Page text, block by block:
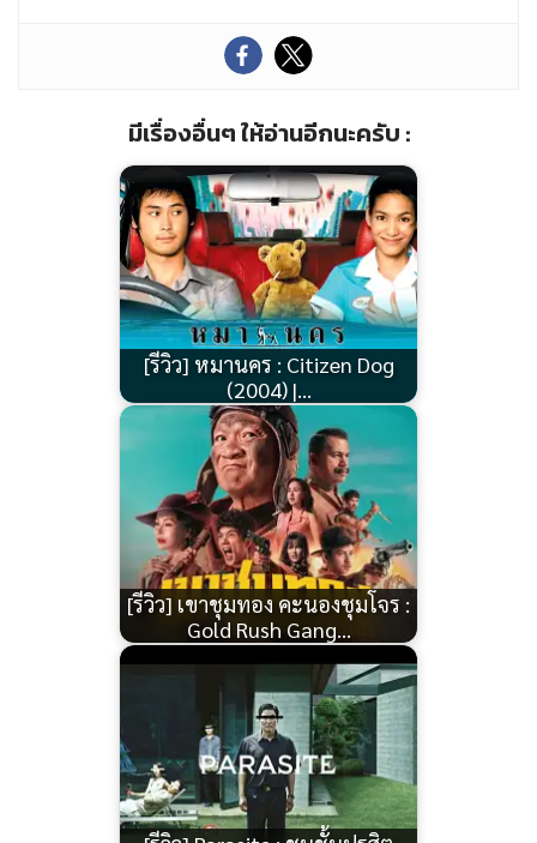
มีเรื่องอื่นๆ ให้อ่านอีกนะครับ :
[รีวิว] หมานคร : Citizen Dog
(2004) |…
[รีวิว] เขาชุมทอง คะนองชุมโจร :
Gold Rush Gang…